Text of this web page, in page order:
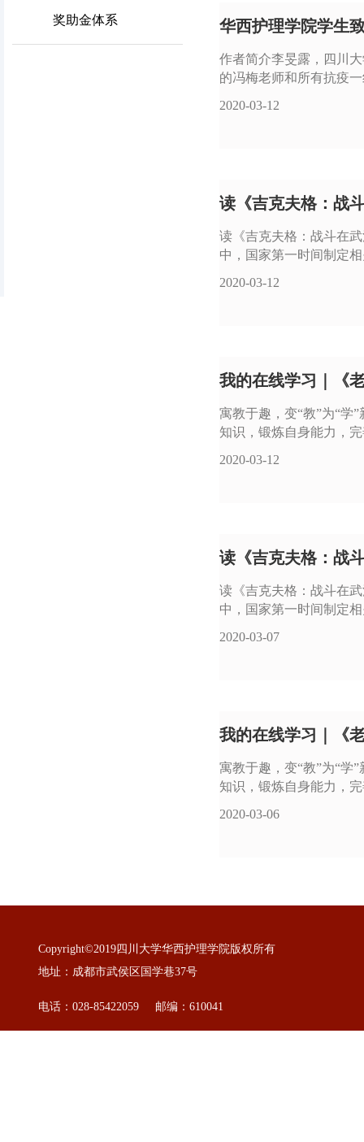
华西护理学院学生
作者简介李旻露，四川
的冯梅老师和所有抗疫
2020-03-12
读《吉克夫格：战
读《吉克夫格：战斗在
中，国家第一时间制定
2020-03-12
我的在线学习｜《
寓教于趣，变“教”为“学
知识，锻炼自身能力，
2020-03-12
读《吉克夫格：战
读《吉克夫格：战斗在
中，国家第一时间制定
2020-03-07
我的在线学习｜《
寓教于趣，变“教”为“学
知识，锻炼自身能力，
2020-03-06
奖助金体系
Copyright©2019四川大学华西护理学院版权所有
地址：成都市武侯区国学巷37号
电话：028-85422059 邮编：610041